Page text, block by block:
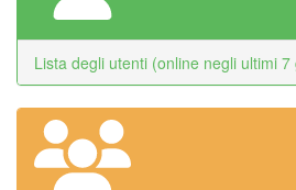
Lista degli utenti (online negli ultimi 7